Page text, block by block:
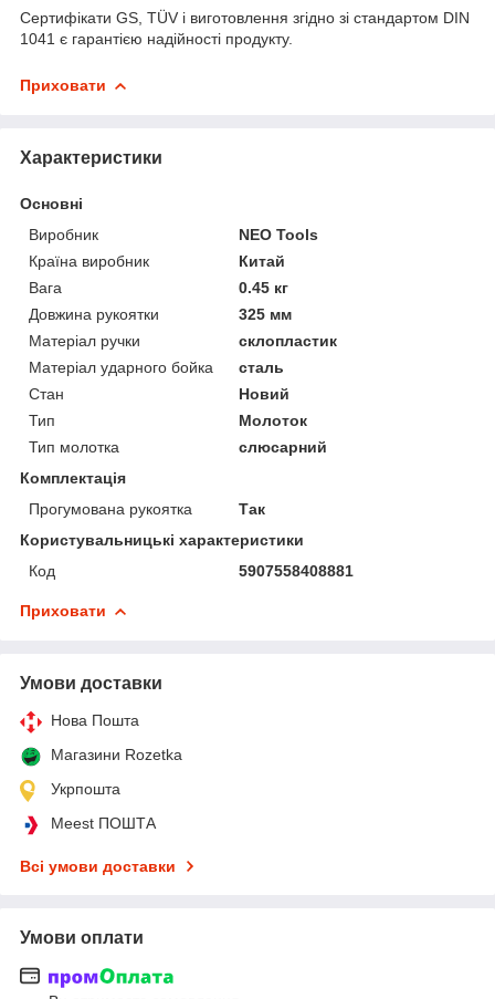
Сертифікати GS, TÜV і виготовлення згідно зі стандартом DIN
1041 є гарантією надійності продукту.
Приховати
Характеристики
Основні
Виробник
NEO Tools
Країна виробник
Китай
Вага
0.45 кг
Довжина рукоятки
325 мм
Матеріал ручки
склопластик
Матеріал ударного бойка
сталь
Стан
Новий
Тип
Молоток
Тип молотка
слюсарний
Комплектація
Прогумована рукоятка
Так
Користувальницькі характеристики
Код
5907558408881
Приховати
Умови доставки
Нова Пошта
Магазини Rozetka
Укрпошта
Meest ПОШТА
Всі умови доставки
Умови оплати